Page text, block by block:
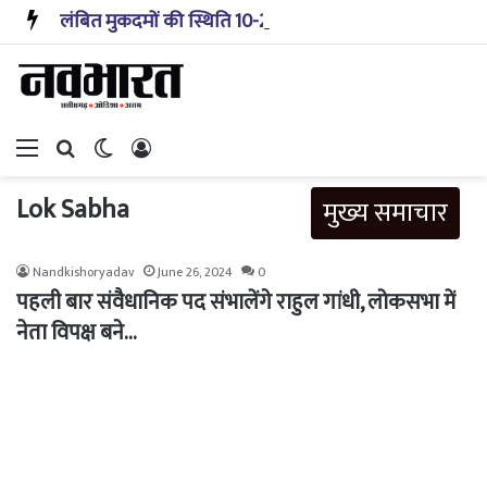
Menu Search forSwitch skin
Lok Sabha मुख्य समाचार
Nandkishoryadav June 26, 2024 0
पहली बार संवैधानिक पद संभालेंगे राहुल गांधी, लोकसभा में
नेता विपक्ष बने…